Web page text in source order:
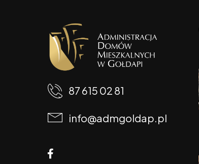
87 615 02 81
info@admgoldap.pl